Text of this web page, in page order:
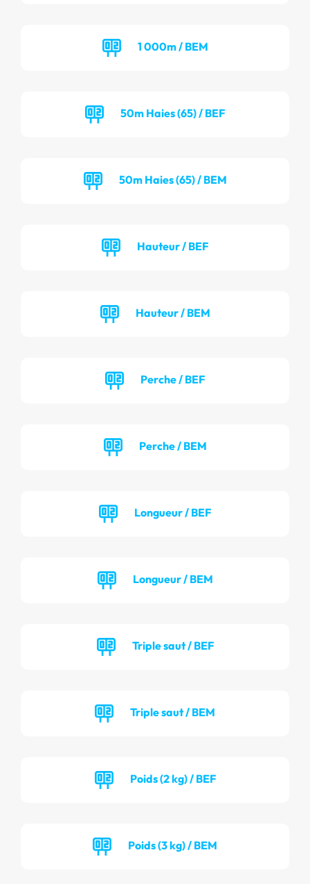
1 000m / BEM
50m Haies (65) / BEF
50m Haies (65) / BEM
Hauteur / BEF
Hauteur / BEM
Perche / BEF
Perche / BEM
Longueur / BEF
Longueur / BEM
Triple saut / BEF
Triple saut / BEM
Poids (2 kg) / BEF
Poids (3 kg) / BEM